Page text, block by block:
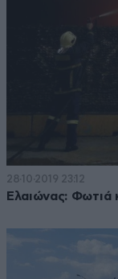
28·10·2019 23:12
Ελαιώνας: